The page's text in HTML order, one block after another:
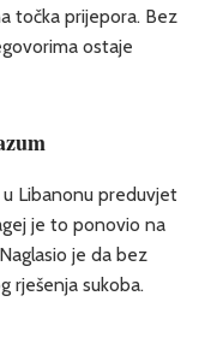
točka prijepora. Bez
ostaje
Libanonu preduvjet
je to ponovio na
je da bez
rješenja sukoba.